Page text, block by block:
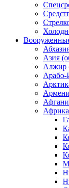
Азия
Алжир
Арабо-
Африка